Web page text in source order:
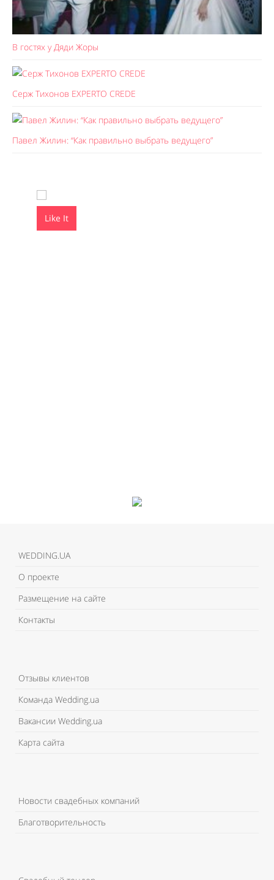
В гостях у Дяди Жоры
Серж Тихонов EXPERTO CREDE
Павел Жилин: “Как правильно выбрать ведущего”
Like It
WEDDING.UA
О проекте
Размещение на сайте
Контакты
Отзывы клиентов
Команда Wedding.ua
Вакансии Wedding.ua
Карта сайта
Новости свадебных компаний
Благотворительность